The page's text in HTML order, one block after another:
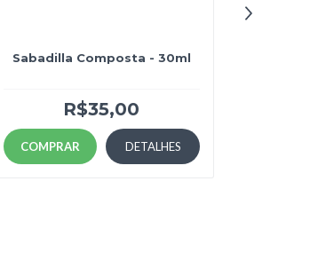
Sabadilla Composta - 30ml
R$35,00
COMPRAR DETALHES